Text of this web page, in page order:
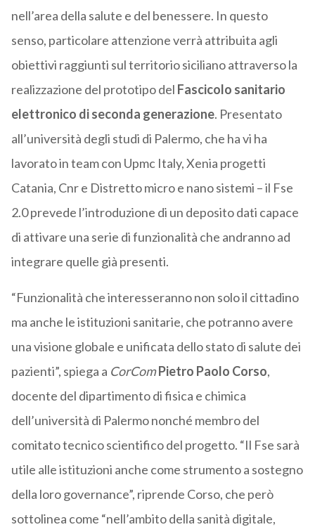
nell’area della salute e del benessere. In questo
senso, particolare attenzione verrà attribuita agli
obiettivi raggiunti sul territorio siciliano attraverso la
realizzazione del prototipo del Fascicolo sanitario
elettronico di seconda generazione. Presentato
all’università degli studi di Palermo, che ha vi ha
lavorato in team con Upmc Italy, Xenia progetti
Catania, Cnr e Distretto micro e nano sistemi – il Fse
2.0 prevede l’introduzione di un deposito dati capace
di attivare una serie di funzionalità che andranno ad
integrare quelle già presenti.
“Funzionalità che interesseranno non solo il cittadino
ma anche le istituzioni sanitarie, che potranno avere
una visione globale e unificata dello stato di salute dei
pazienti”, spiega a CorComPietro Paolo Corso,
docente del dipartimento di fisica e chimica
dell’università di Palermo nonché membro del
comitato tecnico scientifico del progetto. “Il Fse sarà
utile alle istituzioni anche come strumento a sostegno
della loro governance”, riprende Corso, che però
sottolinea come “nell’ambito della sanità digitale,